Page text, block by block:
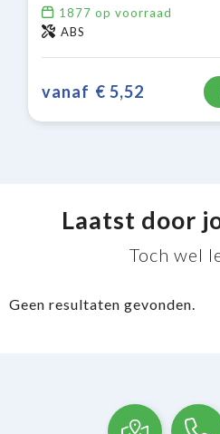
1877 op voorraad
ABS
vanaf € 5,52
Laatst door
Toch wel
Geen resultaten gevonden.